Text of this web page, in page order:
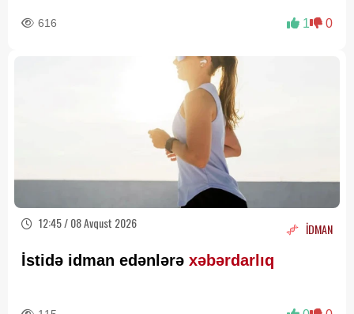
616 1 0
12:45 / 08 Avqust 2026 İDMAN
İstidə idman edənlərə xəbərdarlıq